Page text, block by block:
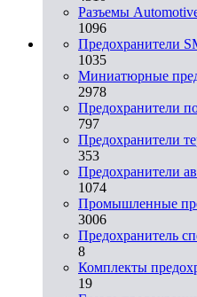
Разъeмы
1096
Предохранители
1035
Миниатюрные
2978
Предохранители
797
Предохранители
353
Предохранители
1074
Промышленные
3006
Предохранитель
8
Комплекты
19